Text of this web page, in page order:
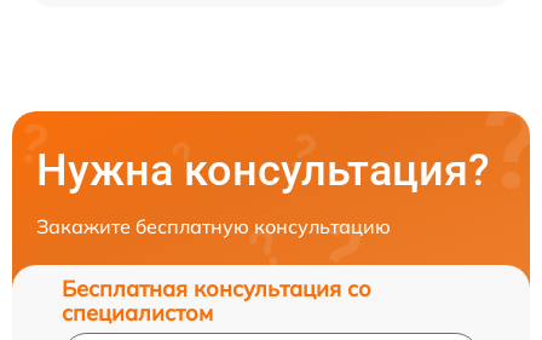
Нужна консультация?
Закажите бесплатную консультацию
Бесплатная консультация со
специалистом